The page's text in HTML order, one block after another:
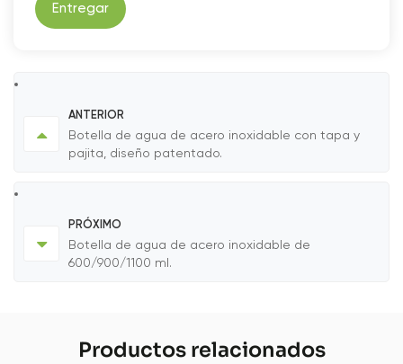
Entregar
ANTERIOR
Botella de agua de acero inoxidable con tapa y
pajita, diseño patentado.
PRÓXIMO
Botella de agua de acero inoxidable de
600/900/1100 ml.
Productos relacionados